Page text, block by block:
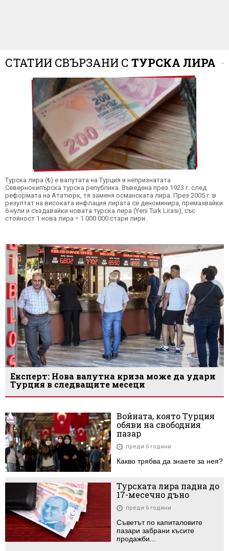
СТАТИИ СВЪРЗАНИ С ТУРСКА ЛИРА
Турска лира (₺) е валутата на Турция и непризнатата
Севернокипърска турска република. Въведена през 1923 г. след
реформата на Ататюрк, тя заменя османската лира. През 2005 г. в
резултат на високата инфлация лирата се деноминира, премахвайки
6 нули и създавайки новата турска лира (Yeni Türk Lirası), със
стойност 1 нова лира = 1 000 000 стари лири.
Експерт: Нова валутна криза може да удари
Турция в следващите месеци
Войната, която Турция
обяви на свободния
пазар
преди 6 години
Какво трябва да знаете за нея?
Турската лира падна до
17-месечно дъно
преди 6 години
Съветът по капиталовите
пазари забрани късите
продажби...